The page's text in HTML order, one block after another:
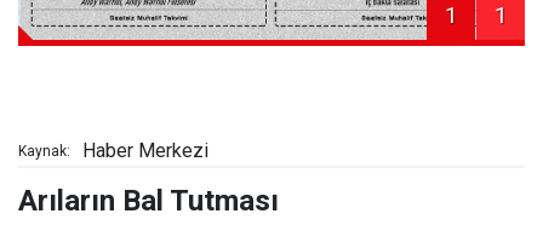
1 1
Kaynak: Haber Merkezi
Arıların Bal Tutması